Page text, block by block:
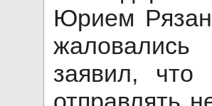
Юрием
заявил, что